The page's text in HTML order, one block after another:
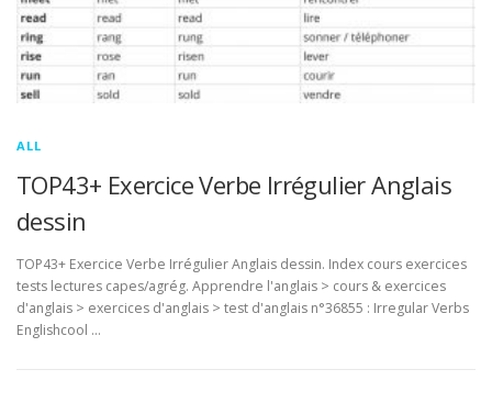
ALL
TOP43+ Exercice Verbe Irrégulier Anglais
dessin
TOP43+ Exercice Verbe Irrégulier Anglais dessin. Index cours exercices
tests lectures capes/agrég. Apprendre l'anglais > cours & exercices
d'anglais > exercices d'anglais > test d'anglais n°36855 : Irregular Verbs
Englishcool …